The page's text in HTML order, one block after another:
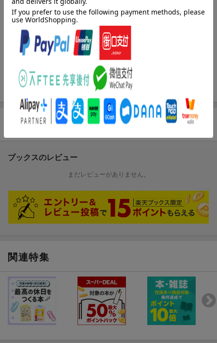
期よりヴァイオリンや楽典等、クラッシック音楽の英才教育を受
けて育つ。１９９２年５月、ＬＵＮＡ ＳＥＡのコンポーザー、
ギタリスト、ヴァイオリニストとしてデビュー。１９９７年７
月、ソロ活動始動。２００６年１０月、ＵＫの伝説的トランス・
ユニットＪＵＮＯ ＲＥＡＣＴＯＲへ参加。２００８年３月での
Ｘ ＪＡＰＡＮサポートを経て２００９年５月、正式加入
鋤田正義（スキタマサヨシ）
写真家。１９３８年福岡県に生まれる。６０年代にＡＰＡ、ＡＤ
Ｃなど受賞。広告・音楽・映画などの仕事で今日に至る（本デー
タはこの書籍が刊行された当時に掲載されていたものです）
商品レビュー
ブックスのレビュー
まだレビューがありません。
関連特集